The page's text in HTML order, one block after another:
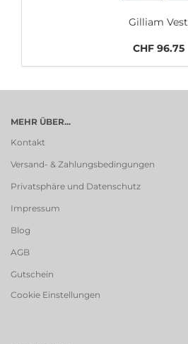
Gilliam Vest
CHF 96.75
MEHR ÜBER...
Kontakt
Versand- & Zahlungsbedingungen
Privatsphäre und Datenschutz
Impressum
Blog
AGB
Gutschein
Cookie Einstellungen